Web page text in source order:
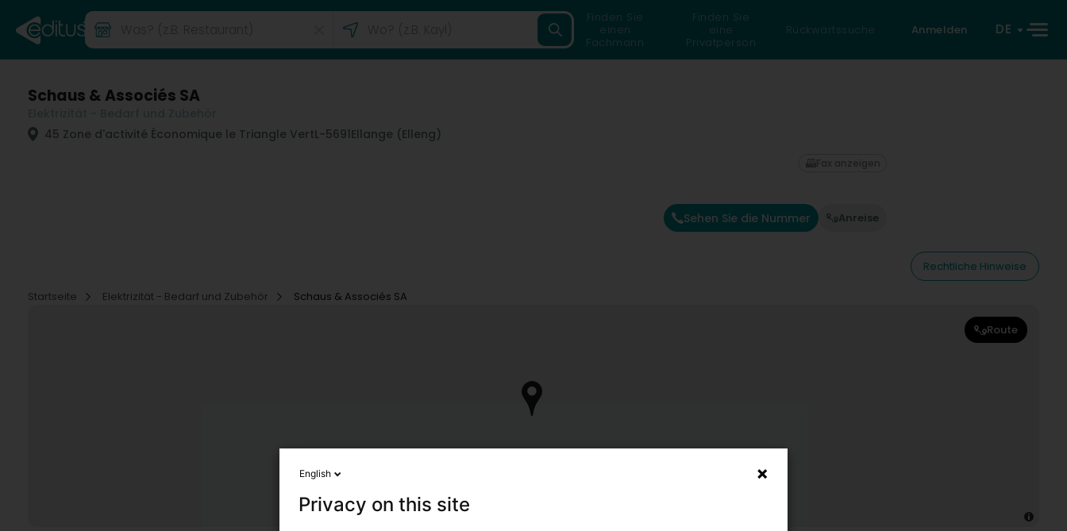
Finden Sie
einen
Fachmann
Finden Sie
eine
Privatperson
Rückwärtssuche Anmelden DE
Schaus & Associés SA
45 Zone d'activité Économique le Triangle VertL-5691Ellange (Elleng)
Sehen Sie die Nummer Anreise
Fax anzeigen
Rechtliche Hinweise
Startseite
Elektrizität - Bedarf und Zubehör Schaus & Associés SA
Route
English
Privacy on this site